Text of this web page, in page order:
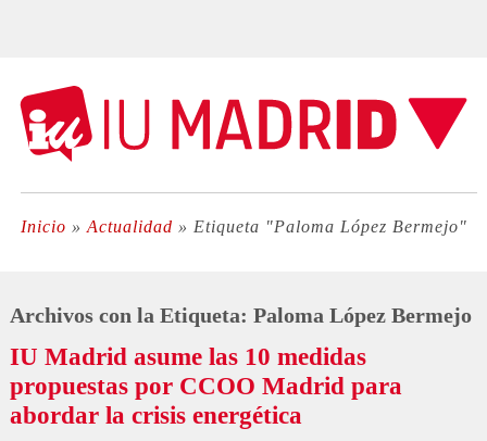
Inicio » Actualidad » Etiqueta "Paloma López Bermejo"
Archivos con la Etiqueta: Paloma López Bermejo
IU Madrid asume las 10 medidas
propuestas por CCOO Madrid para
abordar la crisis energética